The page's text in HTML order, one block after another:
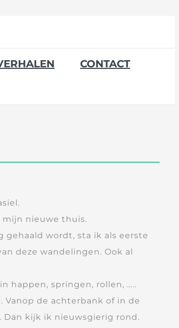
CONTACT
mijn nieuwe thuis.
gehaald wordt, sta ik als eerste
deze wandelingen. Ook al
happen, springen, rollen, …..
Vanop de achterbank of in de
kijk ik nieuwsgierig rond.